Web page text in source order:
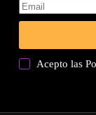
Acepto las